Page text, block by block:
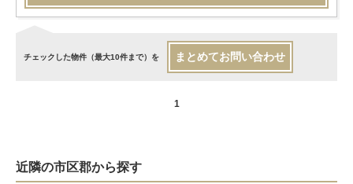
チェックした物件（最大10件まで）を まとめてお問い合わせ
1
近隣の市区郡から探す